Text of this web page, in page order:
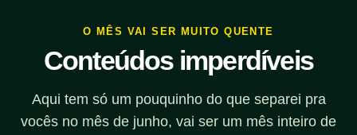
O MÊS VAI SER MUITO QUENTE
Conteúdos imperdíveis
Aqui tem só um pouquinho do que separei pra
vocês no mês de junho, vai ser um mês inteiro de